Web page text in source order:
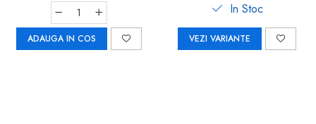
ADAUGA IN COS
In Stoc
VEZI VARIANTE